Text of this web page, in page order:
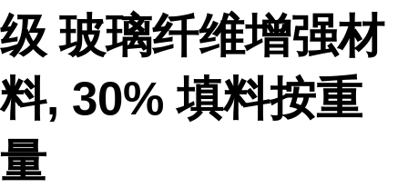
级 玻璃纤维增强材
料, 30% 填料按重
量